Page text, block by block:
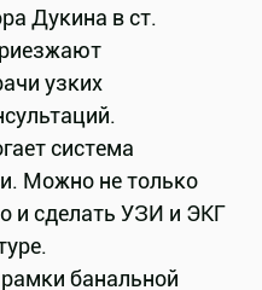
Дукина в ст.
узких
система
Можно не только
и сделать УЗИ и ЭКГ
банальной